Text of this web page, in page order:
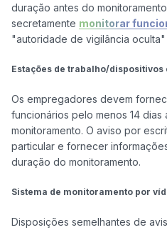
duração antes do
secretamente monitorar
"autoridade de vigilância oculta"
Estações de trabalho/dispositivos
Os empregadores devem
funcionários pelo menos 14 dias
monitoramento. O aviso por
particular e fornecer
duração do monitoramento.
Sistema de monitoramento por
Disposições semelhantes de